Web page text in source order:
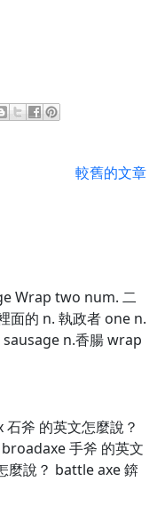
較舊的文章
Wrap two num. 二
面的 n. 執政者 one n.
n.香腸 wrap
斧 的英文怎麼說？
手斧 的英文
麼說？ battle axe 錛